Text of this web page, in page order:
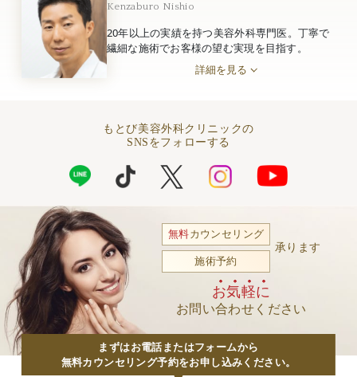
Kenzaburo Nishio
20年以上の実績を持つ美容外科専門医。丁寧で
繊細な施術でお客様の望む実現を目指す。
詳細を見る
もとび美容外科クリニックの
SNSをフォローする
無料カウンセリング
施術予約
承ります
お気軽に
お問い合わせください
まずはお電話またはフォームから
無料カウンセリング予約をお申し込みください。